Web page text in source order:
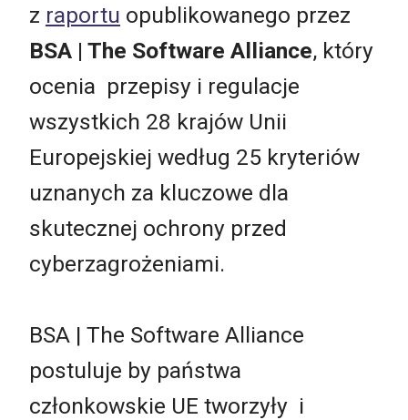
z raportu opublikowanego przez
BSA | The Software Alliance, który
ocenia przepisy i regulacje
wszystkich 28 krajów Unii
Europejskiej według 25 kryteriów
uznanych za kluczowe dla
skutecznej ochrony przed
cyberzagrożeniami.
BSA | The Software Alliance
postuluje by państwa
członkowskie UE tworzyły i